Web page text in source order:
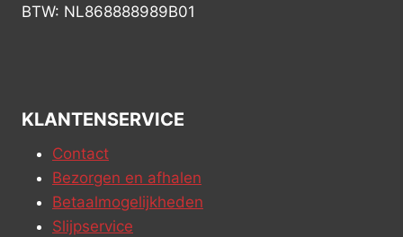
BTW: NL868888989B01
KLANTENSERVICE
Contact
Bezorgen en afhalen
Betaalmogelijkheden
Slijpservice